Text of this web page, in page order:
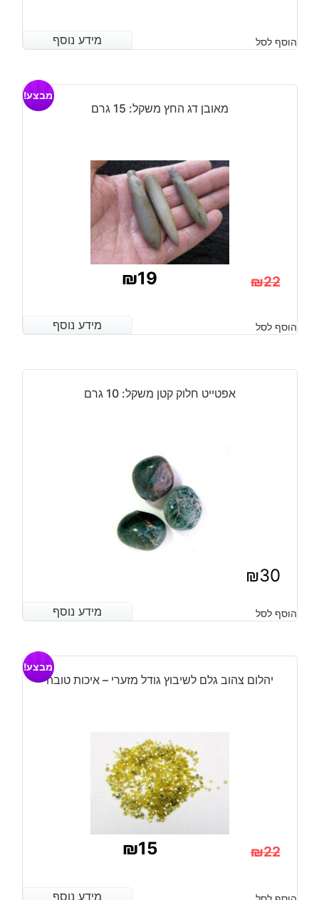
מידע נוסף הוסף לסל מידע נוסף
מאובן דג החץ משקל: 15 גרם
מבצע!
₪22
המקורי
₪19
הנוכחי
מידע נוסף הוסף לסל מידע נוסף
אפטייט חלוק קטן משקל: 10 גרם
₪30
מידע נוסף הוסף לסל מידע נוסף
יהלום צהוב גלם לשיבוץ גודל מזערי – איכות טובה
מבצע!
₪22
₪15
מידע נוסף
מידע נוסף